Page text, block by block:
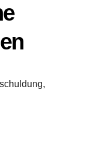
,